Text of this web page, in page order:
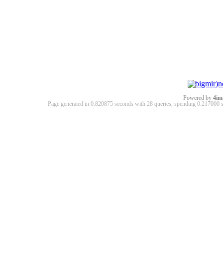
Powered by
Page generated in 0.820875 seconds with 28 queries, spending